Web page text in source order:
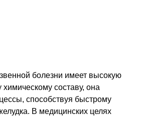
болезни имеет высокую
составу, она
способствуя быстрому
В медицинских целях